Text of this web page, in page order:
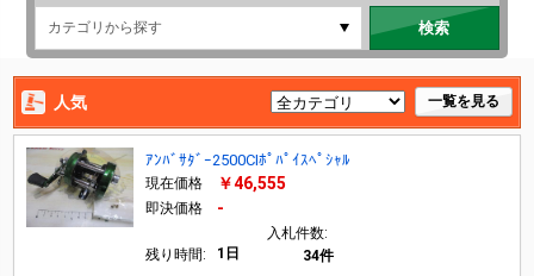
検索
人気 一覧を見る
ｱﾝﾊﾞｻﾀﾞｰ2500CIﾎﾟﾊﾟｲｽﾍﾟｼｬﾙ
現在価格 ￥46,555
即決価格 -
残り時間: 1日
入札件数:
34件